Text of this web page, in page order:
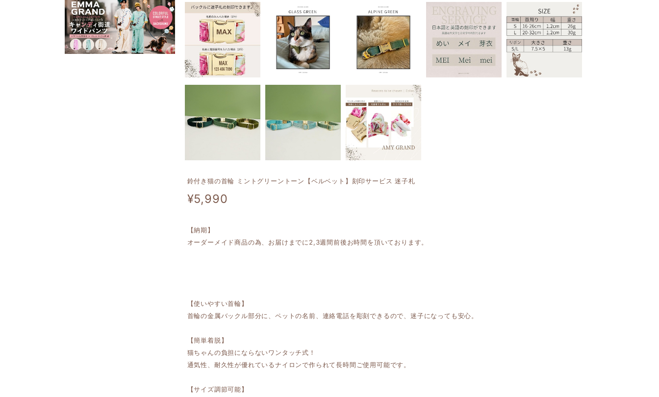
鈴付き猫の首輪 ミントグリーントーン【ベルベット】刻印サービス 迷子札
¥5,990
【納期】
オーダーメイド商品の為、お届けまでに2,3週間前後お時間を頂いております。
【使いやすい首輪】
首輪の金属バックル部分に、ペットの名前、連絡電話を彫刻できるので、迷子になっても安心。
【簡単着脱】
猫ちゃんの負担にならないワンタッチ式！
通気性、耐久性が優れているナイロンで作られて長時間ご使用可能です。
【サイズ調節可能】